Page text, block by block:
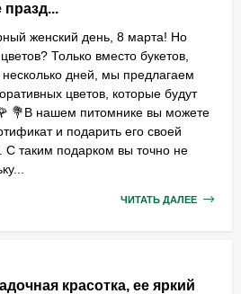
празд...
женский день, 8 марта! Но
Только вместо букетов,
несколько дней, мы предлагаем
цветов, которые будут
💐В нашем питомнике вы можете
и подарить его своей
таким подарком вы точно не
ЧИТАТЬ ДАЛЕЕ
красотка, ее яркий